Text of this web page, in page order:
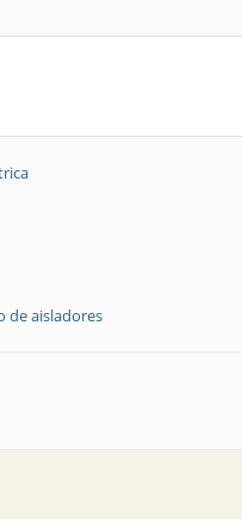
de aisladores
de aisladores